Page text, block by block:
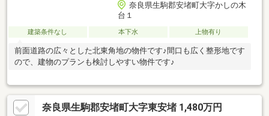
奈良県生駒郡安堵町大字かしの木
台１
建築条件なし 本下水 上物有り
前面道路の広々とした北東角地の物件です♪間口も広く整形地です
ので、建物のプランも検討しやすい物件です♪
奈良県生駒郡安堵町大字東安堵 1,480万円